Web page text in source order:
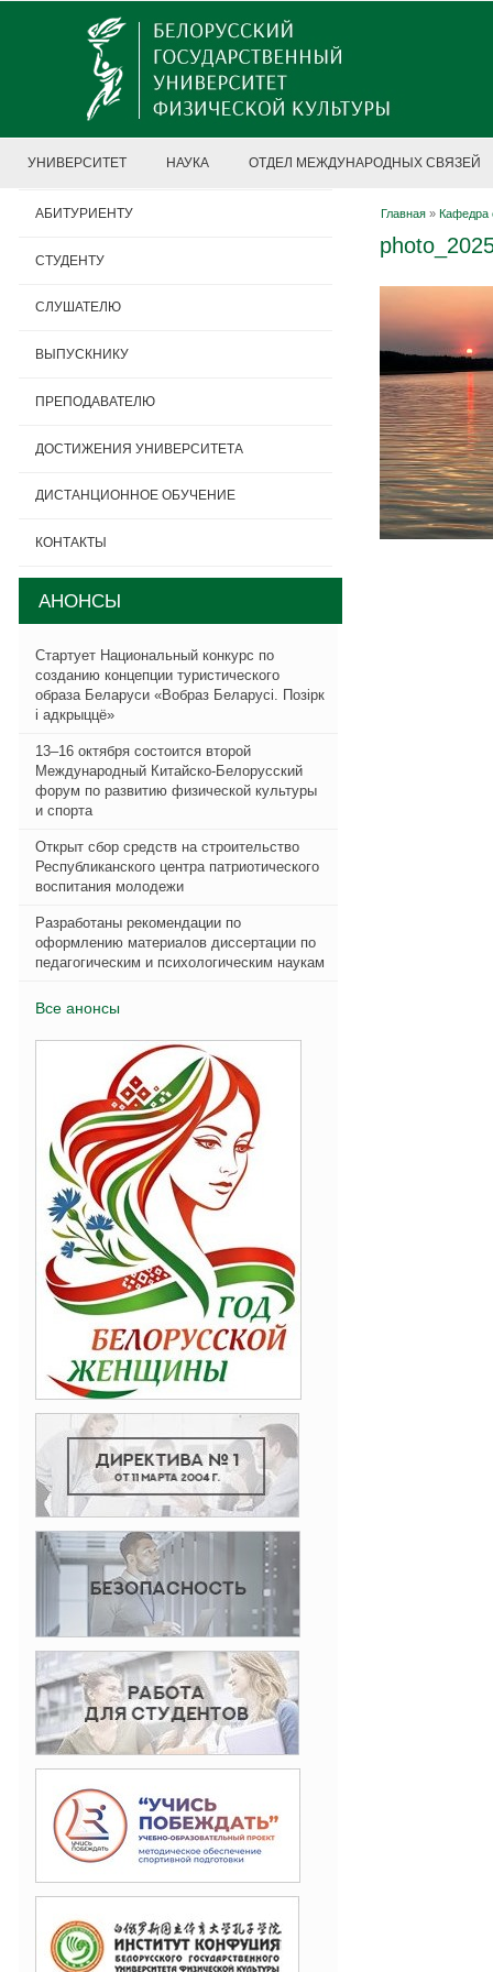
УНИВЕРСИТЕТ НАУКА ОТДЕЛ МЕЖДУНАРОДНЫХ СВЯЗЕЙ
Главная » Кафедра
АБИТУРИЕНТУ
СТУДЕНТУ
СЛУШАТЕЛЮ
ВЫПУСКНИКУ
ПРЕПОДАВАТЕЛЮ
ДОСТИЖЕНИЯ УНИВЕРСИТЕТА
ДИСТАНЦИОННОЕ ОБУЧЕНИЕ
КОНТАКТЫ
АНОНСЫ
Стартует Национальный конкурс по
созданию концепции туристического
образа Беларуси «Вобраз Беларусi. Позiрк
i адкрыццё»
13–16 октября состоится второй
Международный Китайско-Белорусский
форум по развитию физической культуры
и спорта
Открыт сбор средств на строительство
Республиканского центра патриотического
воспитания молодежи
Разработаны рекомендации по
оформлению материалов диссертации по
педагогическим и психологическим наукам
Все анонсы